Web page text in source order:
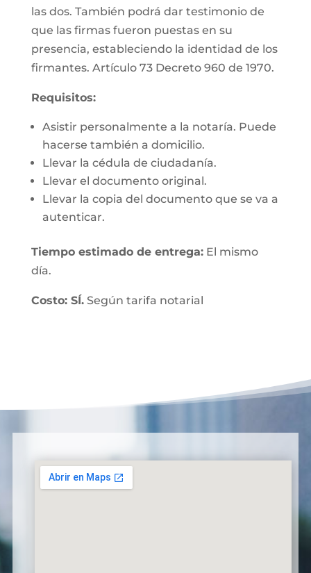
las dos. También podrá dar testimonio de
que las firmas fueron puestas en su
presencia, estableciendo la identidad de los
firmantes. Artículo 73 Decreto 960 de 1970.
Requisitos:
Asistir personalmente a la notaría. Puede
hacerse también a domicilio.
Llevar la cédula de ciudadanía.
Llevar el documento original.
Llevar la copia del documento que se va a
autenticar.
Tiempo estimado de entrega:El mismo
día.
Costo: SÍ.Según tarifa notarial